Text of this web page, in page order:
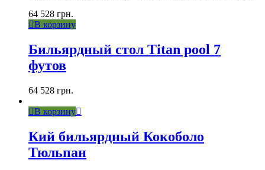
64 528 грн.
В корзину
Бильярдный стол Titan pool 7
футов
64 528 грн.
В корзину
Кий бильярдный Кокоболо
Тюльпан